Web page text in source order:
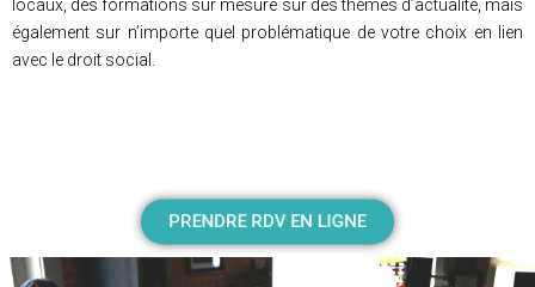
locaux, des formations sur mesure sur des thèmes d’actualité, mais
également sur n’importe quel problématique de votre choix en lien
avec le droit social.
PRENDRE RDV EN LIGNE